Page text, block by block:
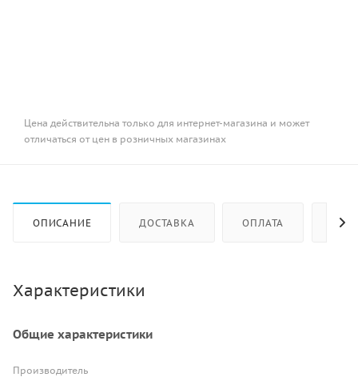
Цена действительна только для интернет-магазина и может
отличаться от цен в розничных магазинах
ОПИСАНИЕ ДОСТАВКА ОПЛАТА
Характеристики
Общие характеристики
Производитель